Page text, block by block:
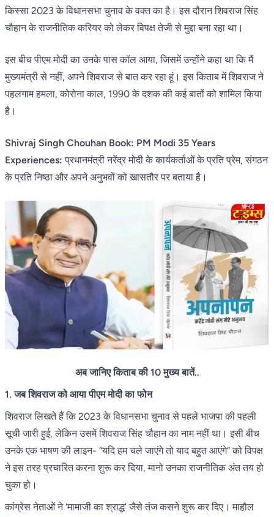
किस्सा 2023 के विधानसभा चुनाव के वक्त का है। इस दौरान शिवराज सिंह
चौहान के राजनीतिक करियर को लेकर विपक्ष तेजी से मुद्दा बना रहा था।
इस बीच पीएम मोदी का उनके पास कॉल आया, जिसमें उन्होंने कहा था कि मैं
मुख्यमंत्री से नहीं, अपने शिवराज से बात कर रहा हूं। इस किताब में शिवराज ने
पहलगाम हमला, कोरोना काल, 1990 के दशक की कई बातों को शामिल किया
है।
Shivraj Singh Chouhan Book: PM Modi 35 Years
Experiences:प्रधानमंत्री नरेंद्र मोदी के कार्यकर्ताओं के प्रति प्रेम, संगठन
के प्रति निष्ठा और अपने अनुभवों को खासतौर पर बताया है।
अब जानिए किताब की 10 मुख्य बातें..
1. जब शिवराज को आया पीएम मोदी का फोन
शिवराज लिखते हैं कि 2023 के विधानसभा चुनाव से पहले भाजपा की पहली
सूची जारी हुई, लेकिन उसमें शिवराज सिंह चौहान का नाम नहीं था। इसी बीच
उनके एक भाषण की लाइन- “यदि हम चले जाएंगे तो याद बहुत आएंगे” को विपक्ष
ने इस तरह प्रचारित करना शुरू कर दिया, मानो उनका राजनीतिक अंत तय हो
चुका हो।
कांग्रेस नेताओं ने ‘मामाजी का श्राद्ध’ जैसे तंज कसने शुरू कर दिए। माहौल